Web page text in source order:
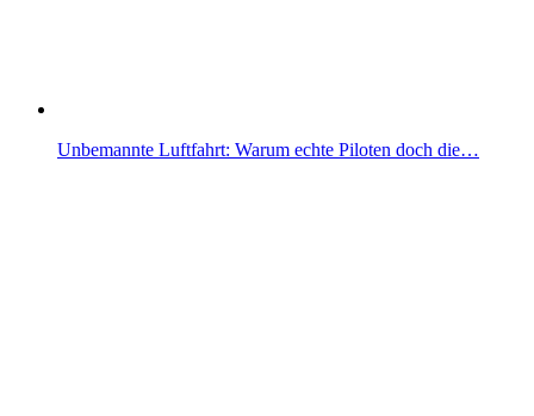
Unbemannte Luftfahrt: Warum echte Piloten doch die…